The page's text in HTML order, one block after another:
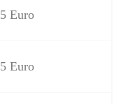
Euro
Euro